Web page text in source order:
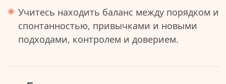
Учитесь находить баланс между порядком и
спонтанностью, привычками и новыми
подходами, контролем и доверием.